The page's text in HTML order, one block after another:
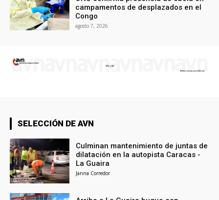
campamentos de desplazados en el
Congo
agosto 7, 2026
SELECCIÓN DE AVN
Culminan mantenimiento de juntas de
dilatación en la autopista Caracas -
La Guaira
Janna Corredor